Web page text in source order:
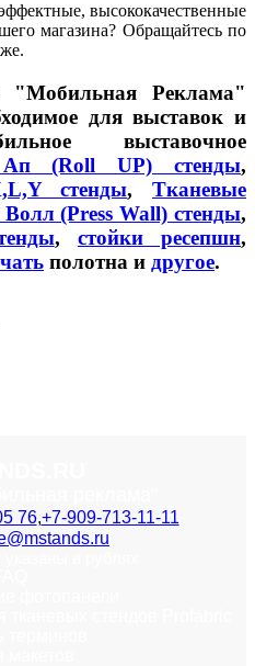
высококачественные
магазина? Обращайтесь по
Реклама"
для выставок и
выставочное
(Roll UP) стенды,
стенды, Тканевые
Волл (Press Wall) стенды,
, стойки ресепшн,
полотна и другое.
76,+7-909-713-11-11